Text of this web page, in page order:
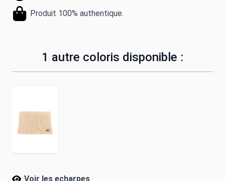
Produit 100% authentique.
1 autre coloris disponible :
Voir les echarpes